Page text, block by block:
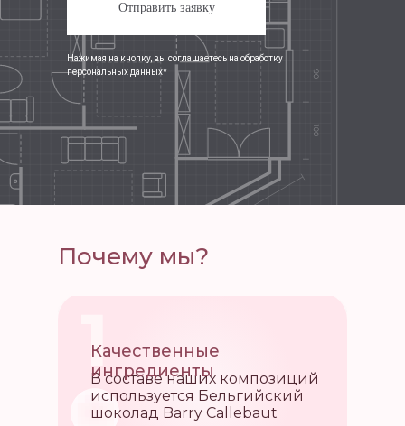
Отправить заявку
Нажимая на кнопку, вы соглашаетесь на обработку
персональных данных*
Почему мы?
1
В составе наших композиций
используется Бельгийский
шоколад Barry Callebaut
Качественные
ингредиенты